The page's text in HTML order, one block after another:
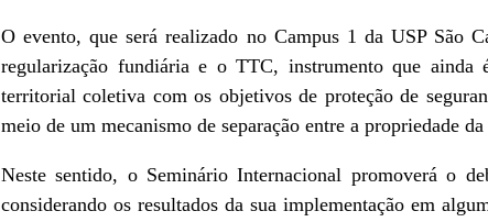
O evento, que será realizado no Campus 1 da USP São
regularização fundiária e o TTC, instrumento que
territorial coletiva com os objetivos de proteção de
meio de um mecanismo de separação entre a propriedade
Neste sentido, o Seminário Internacional promoverá o
considerando os resultados da sua implementação em